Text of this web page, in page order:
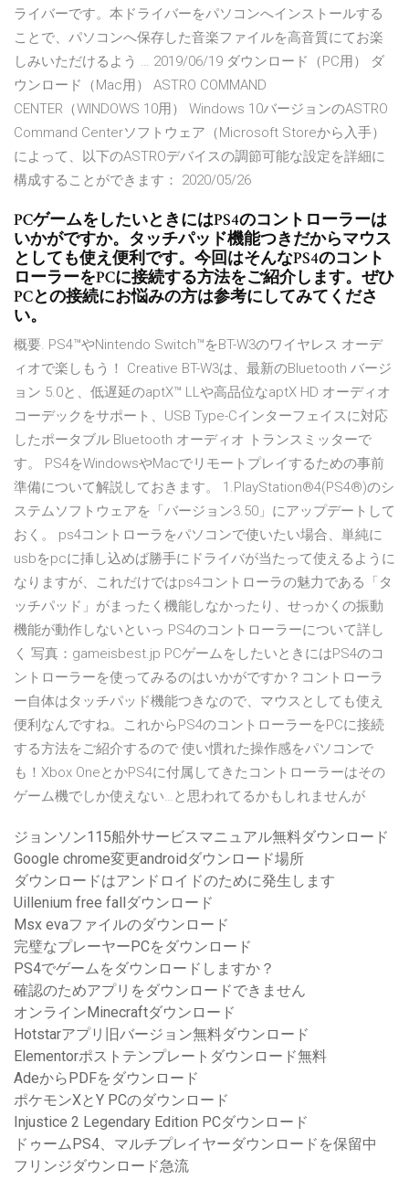
ライバーです。本ドライバーをパソコンへインストールする
ことで、パソコンへ保存した音楽ファイルを高音質にてお楽
しみいただけるよう … 2019/06/19 ダウンロード（PC用） ダ
ウンロード（Mac用） ASTRO COMMAND
CENTER（WINDOWS 10用） Windows 10バージョンのASTRO
Command Centerソフトウェア（Microsoft Storeから入手）
によって、以下のASTROデバイスの調節可能な設定を詳細に
構成することができます： 2020/05/26
PCゲームをしたいときにはPS4のコントローラーは
いかがですか。タッチパッド機能つきだからマウス
としても使え便利です。今回はそんなPS4のコント
ローラーをPCに接続する方法をご紹介します。ぜひ
PCとの接続にお悩みの方は参考にしてみてくださ
い。
概要. PS4™やNintendo Switch™をBT-W3のワイヤレス オーデ
ィオで楽しもう！ Creative BT-W3は、最新のBluetooth バージ
ョン 5.0と、低遅延のaptX™ LLや高品位なaptX HD オーディオ
コーデックをサポート、USB Type-Cインターフェイスに対応
したポータブル Bluetooth オーディオ トランスミッターで
す。 PS4をWindowsやMacでリモートプレイするための事前
準備について解説しておきます。 1.PlayStation®4(PS4®)のシ
ステムソフトウェアを「バージョン3.50」にアップデートして
おく。 ps4コントローラをパソコンで使いたい場合、単純に
usbをpcに挿し込めば勝手にドライバが当たって使えるように
なりますが、これだけではps4コントローラの魅力である「タ
ッチパッド」がまったく機能しなかったり、せっかくの振動
機能が動作しないといっ PS4のコントローラーについて詳し
く 写真：gameisbest.jp PCゲームをしたいときにはPS4のコ
ントローラーを使ってみるのはいかがですか？コントローラ
ー自体はタッチパッド機能つきなので、マウスとしても使え
便利なんですね。これからPS4のコントローラーをPCに接続
する方法をご紹介するので 使い慣れた操作感をパソコンで
も！Xbox OneとかPS4に付属してきたコントローラーはその
ゲーム機でしか使えない…と思われてるかもしれませんが
ジョンソン115船外サービスマニュアル無料ダウンロード
Google chrome変更androidダウンロード場所
ダウンロードはアンドロイドのために発生します
Uillenium free fallダウンロード
Msx evaファイルのダウンロード
完璧なプレーヤーPCをダウンロード
PS4でゲームをダウンロードしますか？
確認のためアプリをダウンロードできません
オンラインMinecraftダウンロード
Hotstarアプリ旧バージョン無料ダウンロード
Elementorポストテンプレートダウンロード無料
AdeからPDFをダウンロード
ポケモンXとY PCのダウンロード
Injustice 2 Legendary Edition PCダウンロード
ドゥームPS4、マルチプレイヤーダウンロードを保留中
フリンジダウンロード急流